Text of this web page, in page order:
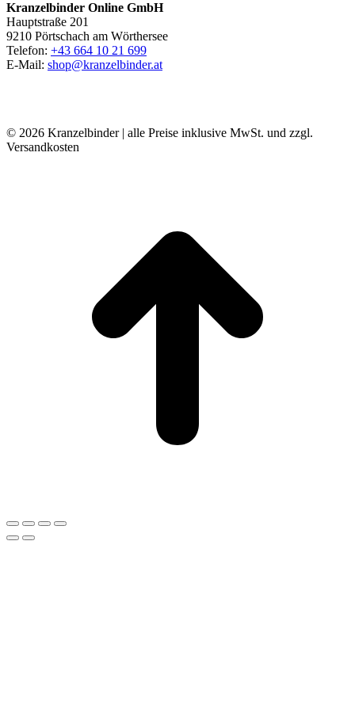
Kranzelbinder Online GmbH
Hauptstraße 201
9210 Pörtschach am Wörthersee
Telefon: +43 664 10 21 699
E-Mail: shop@kranzelbinder.at
© 2026 Kranzelbinder | alle Preise inklusive MwSt. und zzgl.
Versandkosten